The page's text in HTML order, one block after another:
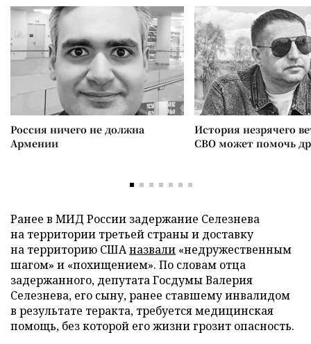
Россия ничего не должна
Армении
История незрячего
СВО может помочь
Ранее в МИД России задержание Селезнева
на территории третьей страны и доставку
на территорию СШАназвали «недружественным
шагом» и «похищением». По словам отца
задержанного, депутата Госдумы Валерия
Селезнева, его сыну, ранее ставшему инвалидом
в результате теракта, требуется медицинская
помощь, без которой его жизни грозит опасность.